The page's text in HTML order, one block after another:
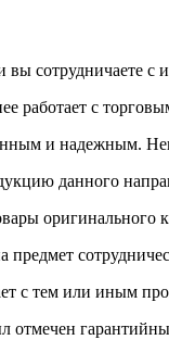
вы сотрудничаете с
работает с
и надежным.
данного
оригинального
предмет
с тем или иным